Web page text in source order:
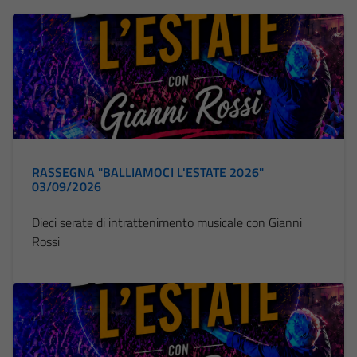
RASSEGNA "BALLIAMOCI L'ESTATE 2026"
03/09/2026
Dieci serate di intrattenimento musicale con Gianni
Rossi